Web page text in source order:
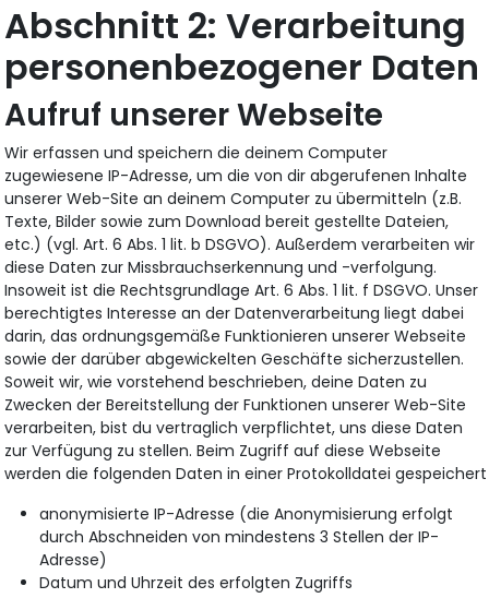
Verarbeitung
personenbezogener Daten
Aufruf unserer Webseite
Wir erfassen und speichern die deinem Computer
zugewiesene IP-Adresse, um die von dir abgerufenen Inhalte
unserer Web-Site an deinem Computer zu übermitteln (z.B.
Texte, Bilder sowie zum Download bereit gestellte Dateien,
etc.) (vgl. Art. 6 Abs. 1 lit. b DSGVO). Außerdem verarbeiten wir
diese Daten zur Missbrauchserkennung und -verfolgung.
Insoweit ist die Rechtsgrundlage Art. 6 Abs. 1 lit. f DSGVO. Unser
berechtigtes Interesse an der Datenverarbeitung liegt dabei
darin, das ordnungsgemäße Funktionieren unserer Webseite
sowie der darüber abgewickelten Geschäfte sicherzustellen.
Soweit wir, wie vorstehend beschrieben, deine Daten zu
Zwecken der Bereitstellung der Funktionen unserer Web-Site
verarbeiten, bist du vertraglich verpflichtet, uns diese Daten
zur Verfügung zu stellen. Beim Zugriff auf diese Webseite
werden die folgenden Daten in einer Protokolldatei gespeichert
anonymisierte IP-Adresse (die Anonymisierung erfolgt
durch Abschneiden von mindestens 3 Stellen der IP-
Adresse)
Datum und Uhrzeit des erfolgten Zugriffs